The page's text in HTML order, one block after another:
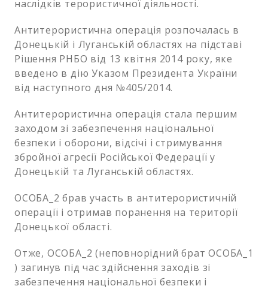
наслідків терористичної діяльності.
Антитерористична операція розпочалась в
Донецькій і Луганській областях на підставі
Рішення РНБО від 13 квітня 2014 року, яке
введено в дію Указом Президента України
від наступного дня №405/2014.
Антитерористична операція стала першим
заходом зі забезпечення національної
безпеки і оборони, відсічі і стримування
збройної агресії Російської Федерації у
Донецькій та Луганській областях.
ОСОБА_2 брав участь в антитерористичній
операції і отримав поранення на території
Донецької області.
Отже, ОСОБА_2 (неповнорідний брат ОСОБА_1
) загинув під час здійснення заходів зі
забезпечення національної безпеки і